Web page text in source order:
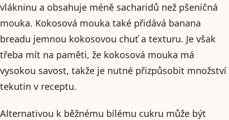
vlákninu a obsahuje méně sacharidů než pšeničná
mouka. Kokosová mouka také přidává banana
breadu jemnou kokosovou chuť a texturu. Je však
třeba mít na paměti, že kokosová mouka má
vysokou savost, takže je nutné přizpůsobit množství
tekutin v receptu.
Alternativou k běžnému bílému cukru může být